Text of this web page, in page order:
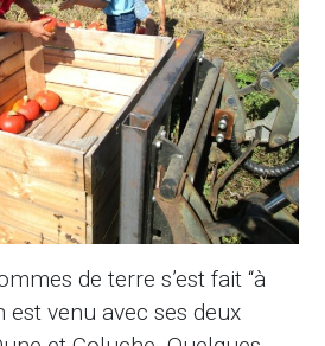
de terre s’est fait “à
est venu avec ses deux